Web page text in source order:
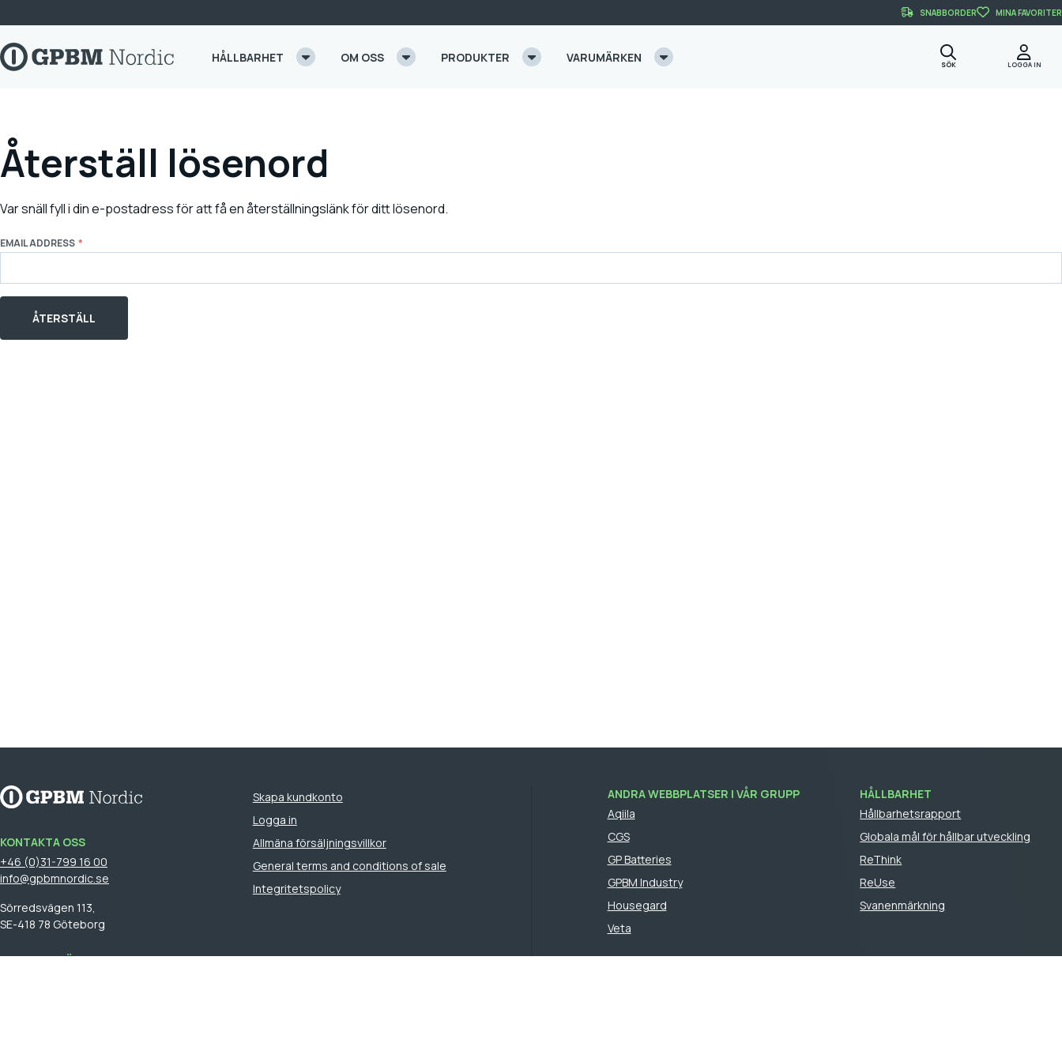
SNABBORDER MINA FAVORITER
HÅLLBARHET OM OSS PRODUKTER VARUMÄRKEN SÖK LOGGA IN
Återställ lösenord
Var snäll fyll i din e-postadress för att få en återställningslänk för ditt lösenord.
EMAIL ADDRESS
ÅTERSTÄLL
KONTAKTA OSS
+46 (0)31-799 16 00
info@gpbmnordic.se
Sörredsvägen 113,
SE-418 78 Göteborg
HITTA DIN SÄLJARE
Skapa kundkonto
Logga in
Allmäna försäljningsvillkor
General terms and conditions of sale
Integritetspolicy
ANDRA WEBBPLATSER I VÅR GRUPP
Aqiila
CGS
GP Batteries
GPBM Industry
Housegard
Veta
HÅLLBARHET
Hållbarhetsrapport
Globala mål för hållbar utveckling
ReThink
ReUse
Svanenmärkning